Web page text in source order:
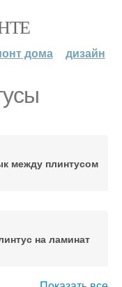
дома дизайн
между плинтусом
на ламинат